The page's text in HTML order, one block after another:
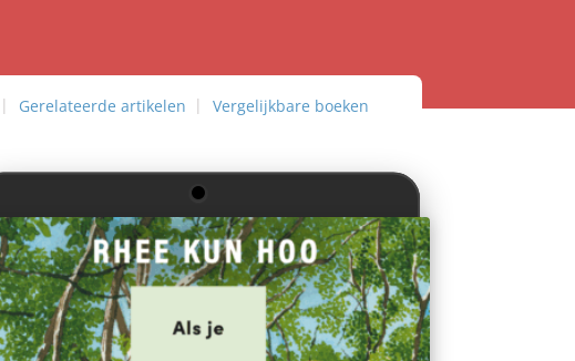
Gerelateerde artikelen Vergelijkbare boeken